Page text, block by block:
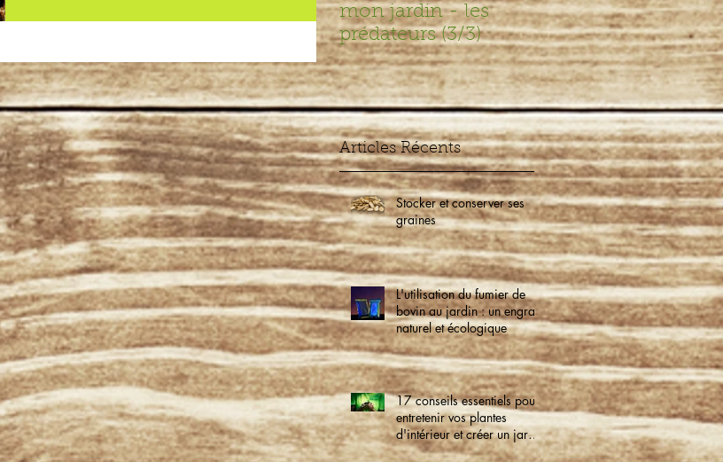
mon jardin - les
prédateurs (3/3)
mon jardin – les
recycleurs (2/3)
Articles Récents
Stocker et conserver ses
graines
L'utilisation du fumier de
bovin au jardin : un engrais
naturel et écologique
17 conseils essentiels pour
entretenir vos plantes
d'intérieur et créer un jardin
verdoyant à la maison